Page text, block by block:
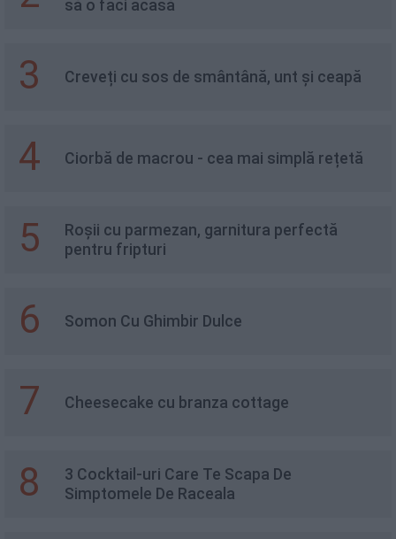
să o faci acasă
3 Creveți cu sos de smântână, unt și ceapă
4 Ciorbă de macrou - cea mai simplă rețetă
5
Roșii cu parmezan, garnitura perfectă
pentru fripturi
6 Somon Cu Ghimbir Dulce
7 Cheesecake cu branza cottage
8
3 Cocktail-uri Care Te Scapa De
Simptomele De Raceala